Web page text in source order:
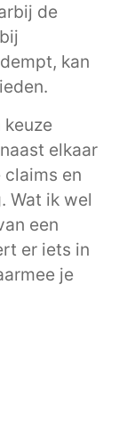
de
kan
keuze
elkaar
claims en
Wat ik wel
een
er iets in
je